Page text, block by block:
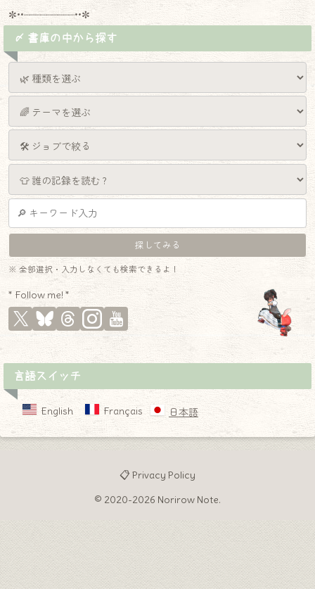
✼••┈┈┈┈┈┈┈┈┈••✼
〆 書庫の中から探す
※ 全部選択・入力しなくても検索できるよ！
* Follow me! *
言語スイッチ
English Français 日本語
📋 Privacy Policy
© 2020-2026 Norirow Note.